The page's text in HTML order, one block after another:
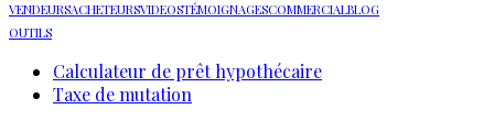
VENDEURSACHETEURSVIDEOSTÉMOIGNAGESCOMMERCIALBLOG
OUTILS
Calculateur de prêt hypothécaire
Taxe de mutation